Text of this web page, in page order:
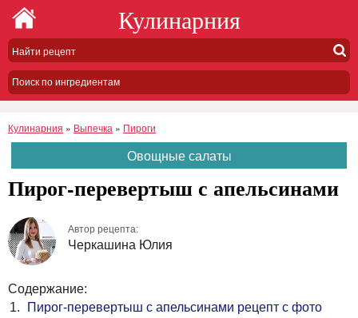
Кулинарния
Поиск по ингредиентам
Кулинарния » Выпечка » Пироги
Овощные салаты
Пирог-перевертыш с апельсинами
Автор рецепта:
Черкашина Юлия
Содержание:
Пирог-перевертыш с апельсинами рецепт с фото